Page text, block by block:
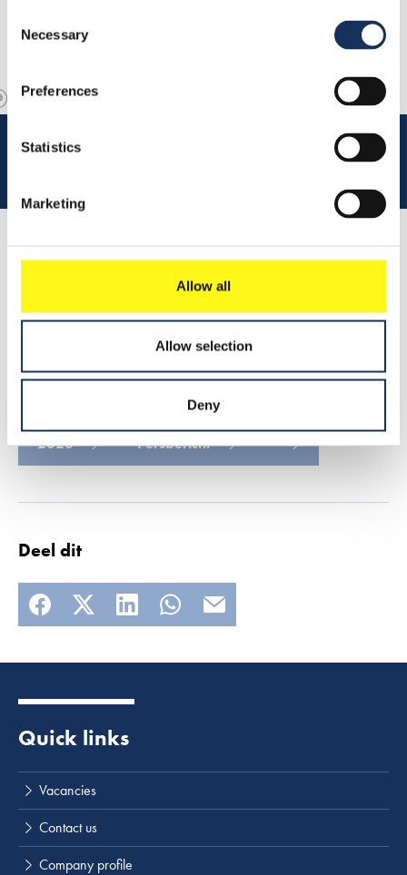
Selection
Necessary
Preferences
Statistics
Marketing
Allow all
Allow selection
Deny
Lees meer
Leer meer
2020 Persbericht
Deel dit
Quick links
Vacancies
Contact us
Company profile